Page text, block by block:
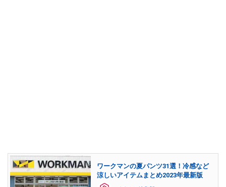
ワークマンの夏パンツ31選！冷感など
涼しいアイテムまとめ2023年最新版